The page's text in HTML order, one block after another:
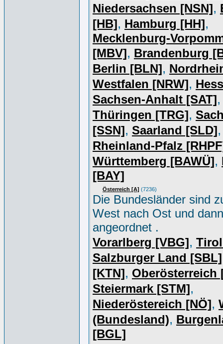
Niedersachsen [NSN],
[HB], Hamburg [HH],
Mecklenburg-
[MBV], Brandenburg
Berlin [BLN],
Westfalen [NRW],
Sachsen-Anhalt [SAT],
Thüringen [TRG],
[SSN], Saarland [SLD],
Rheinland-Pfalz
Württemberg [BAWÜ],
[BAY]
Österreich [A] (7236)
Die Bundesländer sind
West nach Ost und
angeordnet .
Vorarlberg [VBG],
Salzburger Land [SBL]
[KTN], Oberösterreich
Steiermark [STM],
Niederöstereich [NÖ],
(Bundesland),
[BGL]